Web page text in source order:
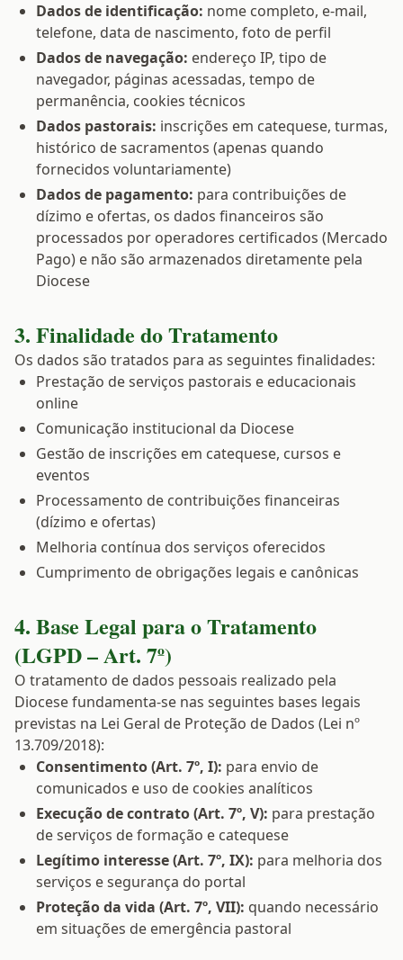
Dados de identificação: nome completo, e-mail,
telefone, data de nascimento, foto de perfil
Dados de navegação: endereço IP, tipo de
navegador, páginas acessadas, tempo de
permanência, cookies técnicos
Dados pastorais: inscrições em catequese, turmas,
histórico de sacramentos (apenas quando
fornecidos voluntariamente)
Dados de pagamento: para contribuições de
dízimo e ofertas, os dados financeiros são
processados por operadores certificados (Mercado
Pago) e não são armazenados diretamente pela
Diocese
3. Finalidade do Tratamento
Os dados são tratados para as seguintes finalidades:
Prestação de serviços pastorais e educacionais
online
Comunicação institucional da Diocese
Gestão de inscrições em catequese, cursos e
eventos
Processamento de contribuições financeiras
(dízimo e ofertas)
Melhoria contínua dos serviços oferecidos
Cumprimento de obrigações legais e canônicas
4. Base Legal para o Tratamento
(LGPD – Art. 7º)
O tratamento de dados pessoais realizado pela
Diocese fundamenta-se nas seguintes bases legais
previstas na Lei Geral de Proteção de Dados (Lei nº
13.709/2018):
Consentimento (Art. 7º, I): para envio de
comunicados e uso de cookies analíticos
Execução de contrato (Art. 7º, V): para prestação
de serviços de formação e catequese
Legítimo interesse (Art. 7º, IX): para melhoria dos
serviços e segurança do portal
Proteção da vida (Art. 7º, VII): quando necessário
em situações de emergência pastoral